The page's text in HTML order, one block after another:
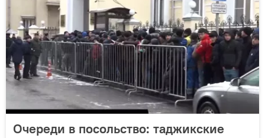
Очереди в посольство: таджикские